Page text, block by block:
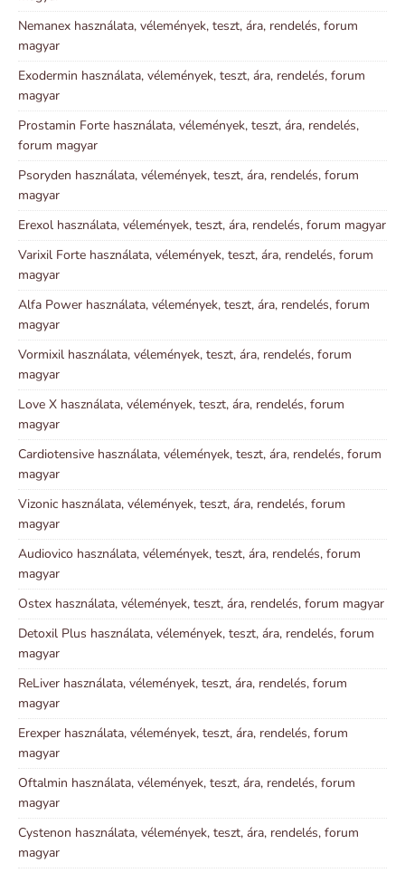
Nemanex használata, vélemények, teszt, ára, rendelés, forum
magyar
Exodermin használata, vélemények, teszt, ára, rendelés, forum
magyar
Prostamin Forte használata, vélemények, teszt, ára, rendelés,
forum magyar
Psoryden használata, vélemények, teszt, ára, rendelés, forum
magyar
Erexol használata, vélemények, teszt, ára, rendelés, forum magyar
Varixil Forte használata, vélemények, teszt, ára, rendelés, forum
magyar
Alfa Power használata, vélemények, teszt, ára, rendelés, forum
magyar
Vormixil használata, vélemények, teszt, ára, rendelés, forum
magyar
Love X használata, vélemények, teszt, ára, rendelés, forum
magyar
Cardiotensive használata, vélemények, teszt, ára, rendelés, forum
magyar
Vizonic használata, vélemények, teszt, ára, rendelés, forum
magyar
Audiovico használata, vélemények, teszt, ára, rendelés, forum
magyar
Ostex használata, vélemények, teszt, ára, rendelés, forum magyar
Detoxil Plus használata, vélemények, teszt, ára, rendelés, forum
magyar
ReLiver használata, vélemények, teszt, ára, rendelés, forum
magyar
Erexper használata, vélemények, teszt, ára, rendelés, forum
magyar
Oftalmin használata, vélemények, teszt, ára, rendelés, forum
magyar
Cystenon használata, vélemények, teszt, ára, rendelés, forum
magyar